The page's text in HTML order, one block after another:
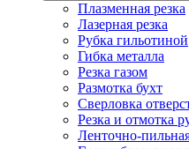
Плазменная резка
Лазерная резка
Рубка гильотиной
Гибка металла
Резка газом
Размотка бухт
Сверловка
Резка и отмотка
Ленточно-